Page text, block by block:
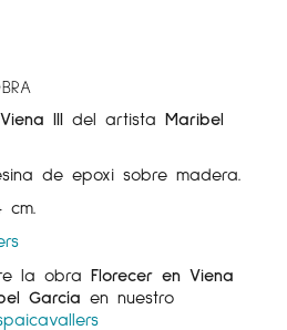
III del artista Maribel
de epoxi sobre madera.
la obra Florecer en Viena
García en nuestro